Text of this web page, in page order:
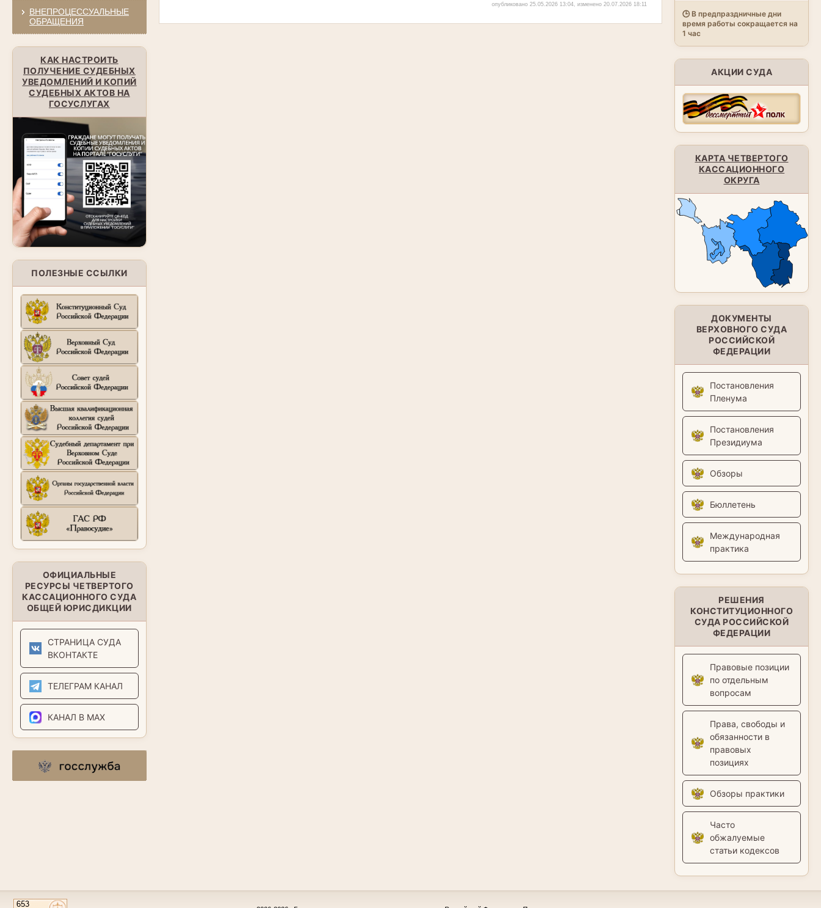
ВНЕПРОЦЕССУАЛЬНЫЕ
ОБРАЩЕНИЯ
КАК НАСТРОИТЬ
ПОЛУЧЕНИЕ СУДЕБНЫХ
УВЕДОМЛЕНИЙ И КОПИЙ
СУДЕБНЫХ АКТОВ НА
ГОСУСЛУГАХ
ПОЛЕЗНЫЕ ССЫЛКИ
ОФИЦИАЛЬНЫЕ
РЕСУРСЫ ЧЕТВЕРТОГО
КАССАЦИОННОГО СУДА
ОБЩЕЙ ЮРИСДИКЦИИ
СТРАНИЦА СУДА
ВКОНТАКТЕ
ТЕЛЕГРАМ КАНАЛ
КАНАЛ В MAX
🕒 В предпраздничные дни
время работы сокращается на
1 час
АКЦИИ СУДА
КАРТА ЧЕТВЕРТОГО
КАССАЦИОННОГО
ОКРУГА
ДОКУМЕНТЫ
ВЕРХОВНОГО СУДА
РОССИЙСКОЙ
ФЕДЕРАЦИИ
Постановления
Пленума
Постановления
Президиума
Обзоры
Бюллетень
Международная
практика
РЕШЕНИЯ
КОНСТИТУЦИОННОГО
СУДА РОССИЙСКОЙ
ФЕДЕРАЦИИ
Правовые позиции
по отдельным
вопросам
Права, свободы и
обязанности в
правовых
позициях
Обзоры практики
Часто
обжалуемые
статьи кодексов
опубликовано 25.05.2026 13:04, изменено 20.07.2026 18:11